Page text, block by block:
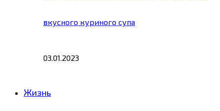
вкусного куриного супа
03.01.2023
Жизнь